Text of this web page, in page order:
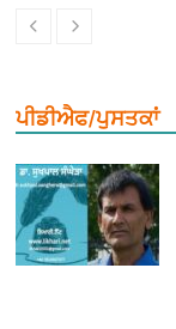
ਪੀਡੀਐਫ/ਪੁਸਤਕਾਂ